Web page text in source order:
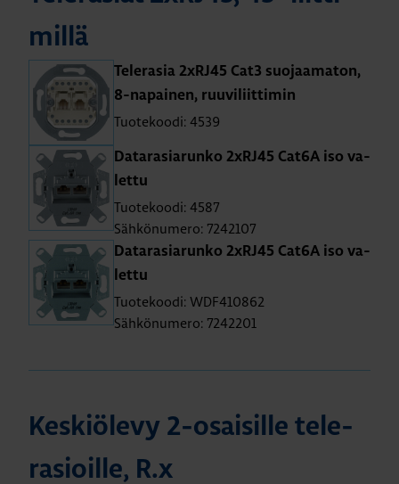
mil­lä
Te­le­ra­sia 2xRJ45 Cat3 suo­jaa­ma­ton,
8-na­pai­nen, ruu­vi­liit­ti­min
Tuotekoodi: 4539
Da­ta­ra­sia­run­ko 2xRJ45 Cat6A iso va­
let­tu
Tuotekoodi: 4587
Sähkönumero: 7242107
Da­ta­ra­sia­run­ko 2xRJ45 Cat6A iso va­
let­tu
Tuotekoodi: WDF410862
Sähkönumero: 7242201
Kes­kiö­le­vy 2-osai­sil­le te­le­
rasioil­le, R.x